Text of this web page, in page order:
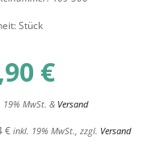
Stück
€
19% MwSt. & Versand
€ inkl. 19% MwSt., zzgl. Versand